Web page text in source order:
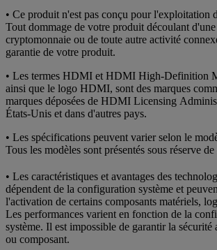
• Ce produit n'est pas conçu pour l'exploitation
Tout dommage de votre produit découlant
cryptomonnaie ou de toute autre activité
garantie de votre produit.
• Les termes HDMI et HDMI High-Definition
ainsi que le logo HDMI, sont des marques
marques déposées de HDMI Licensing
États-Unis et dans d'autres pays.
• Les spécifications peuvent varier selon le
Tous les modèles sont présentés sous réserve
• Les caractéristiques et avantages des
dépendent de la configuration système et
l'activation de certains composants matériels,
Les performances varient en fonction de la
système. Il est impossible de garantir la
ou composant.